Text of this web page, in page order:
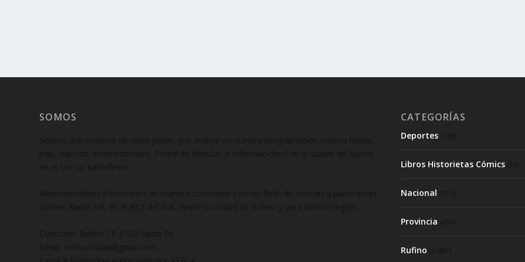
SOMOS CATEGORÍAS
Deportes
Libros Historietas Cómics
Nacional
Provincia
Rufino